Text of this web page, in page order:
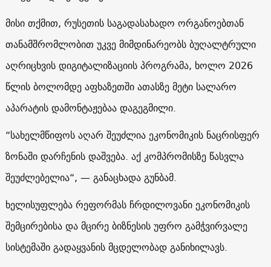
მისი თქმით, რუსეთის საგადასახადო ორგანოებთან
თანამშრომლობით უკვე მიმდინარეობს ბუღალტრული
აღრიცხვის დიგიტალიზაციის პროგრამა, ხოლო 2026
წლის ბოლომდე აფხაზეთში ათასზე მეტი სალარო
აპარატის დამონტაჟებაა დაგეგმილი.
“სახელმწიფოს აღარ შეუძლია ეკონომიკის ნაცრისფერ
ზონაში დარჩენის დაშვება. აქ კომპრომისზე წასვლა
შეუძლებელია“, — განაცხადა გუნბამ.
ხელისუფლება რეფორმას ჩრდილოვანი ეკონომიკის
შემცირებისა და მცირე ბიზნესის უფრო გამჭვირვალე
სისტემაში გადაყვანის მცდელობად განიხილავს.